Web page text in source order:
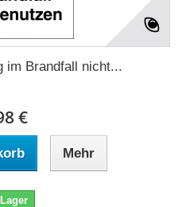
im Brandfall nicht...
€
Mehr